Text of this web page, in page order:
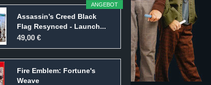
ANGEBOT
Assassin’s Creed Black
Flag Resynced - Launch...
49,00 €
Fire Emblem: Fortune's
Weave